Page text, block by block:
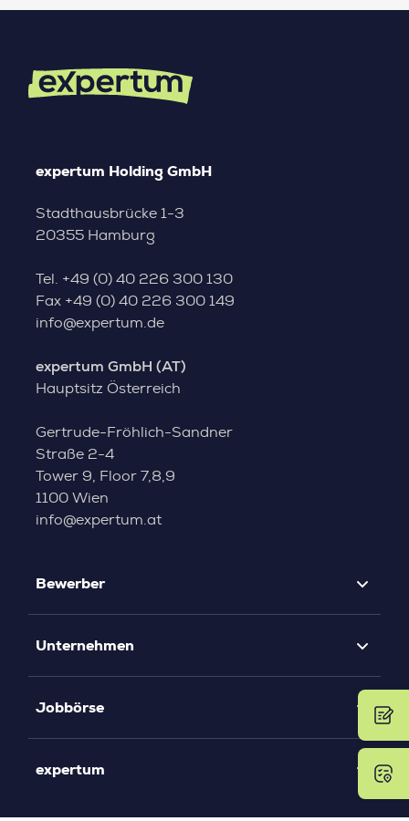
expertum Holding GmbH
Stadthausbrücke 1-3
20355 Hamburg
Tel. +49 (0) 40 226 300 130
Fax +49 (0) 40 226 300 149
info@expertum.de
expertum GmbH (AT)
Hauptsitz Österreich
Gertrude-Fröhlich-Sandner
Straße 2-4
Tower 9, Floor 7,8,9
1100 Wien
info@expertum.at
Bewerber
Unternehmen
Jobbörse
expertum